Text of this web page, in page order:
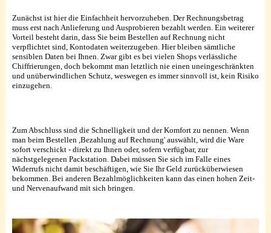
Zunächst ist hier die Einfachheit hervorzuheben. Der Rechnungsbetrag
muss erst nach Anlieferung und Ausprobieren bezahlt werden. Ein weiterer
Vorteil besteht darin, dass Sie beim Bestellen auf Rechnung nicht
verpflichtet sind, Kontodaten weiterzugeben. Hier bleiben sämtliche
sensiblen Daten bei Ihnen. Zwar gibt es bei vielen Shops verlässliche
Chiffrierungen, doch bekommt man letztlich nie einen uneingeschränkten
und unüberwindlichen Schutz, weswegen es immer sinnvoll ist, kein Risiko
einzugehen.
Zum Abschluss sind die Schnelligkeit und der Komfort zu nennen. Wenn
man beim Bestellen ,Bezahlung auf Rechnung' auswählt, wird die Ware
sofort verschickt - direkt zu Ihnen oder, sofern verfügbar, zur
nächstgelegenen Packstation. Dabei müssen Sie sich im Falle eines
Widerrufs nicht damit beschäftigen, wie Sie Ihr Geld zurücküberwiesen
bekommen. Bei anderen Bezahlmöglichkeiten kann das einen hohen Zeit-
und Nervenaufwand mit sich bringen.